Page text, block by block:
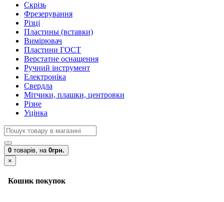
Скрізь
Фрезерування
Різці
Пластины (вставки)
Вимірювач
Пластини ГОСТ
Верстатне оснащення
Ручний інструмент
Електроніка
Свердла
Мітчики, плашки, центровки
Різне
Уцінка
0 товарів, на 0грн.
×
Кошик покупок